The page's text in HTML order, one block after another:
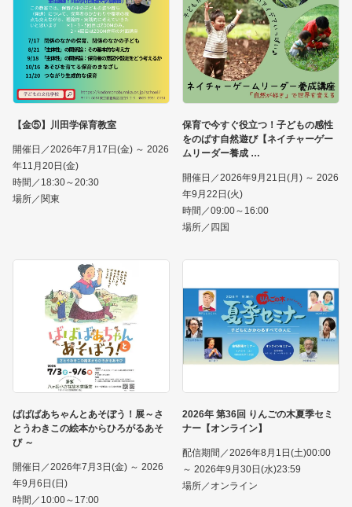
【金⑤】川田学保育教室
開催日／2026年7月17日(金) ～ 2026
年11月20日(金)
時間／18:30～20:30
場所／関東
保育で今すぐ役立つ！子どもの感性
をのばす自然遊び【ネイチャーゲー
ムリーダー養成
開催日／2026年9月21日(月) ～ 2026
年9月22日(火)
時間／09:00～16:00
場所／四国
ばばばあちゃんとあそぼう！展～さ
とうわきこの絵本からひろがるあそ
び ～
開催日／2026年7月3日(金) ～ 2026
年9月6日(日)
時間／10:00～17:00
2026年 第36回 りんごの木夏季セミ
ナー【オンライン】
配信期間／2026年8月1日(土)00:00
～ 2026年9月30日(水)23:59
場所／オンライン